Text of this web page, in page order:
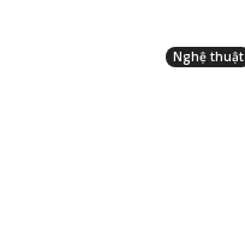
Nghệ thuật